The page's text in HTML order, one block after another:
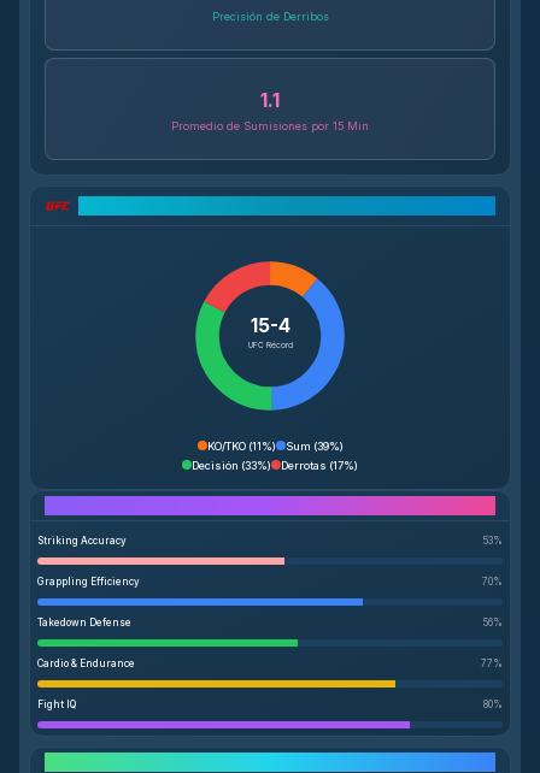
Precisión de Derribos
1.1
Promedio de Sumisiones por 15 Min
15-4
UFC Récord
KO/TKO(11%) Sum (39%)
Decisión (33%) Derrotas (17%)
Striking Accuracy 53%
Grappling Efficiency 70%
Takedown Defense 56%
Cardio & Endurance 77 %
Fight IQ 80%